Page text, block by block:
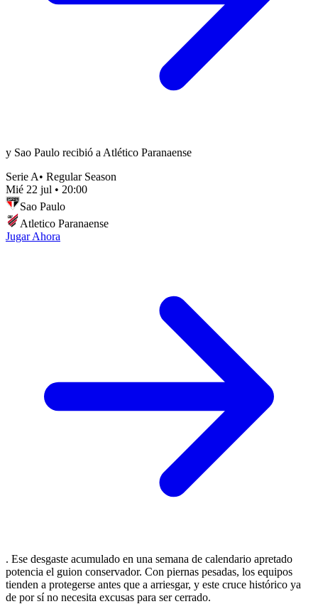
y Sao Paulo recibió a Atlético Paranaense
Serie A• Regular Season
Mié 22 jul • 20:00
Sao Paulo
Atletico Paranaense
Jugar Ahora
. Ese desgaste acumulado en una semana de calendario apretado
potencia el guion conservador. Con piernas pesadas, los equipos
tienden a protegerse antes que a arriesgar, y este cruce histórico ya
de por sí no necesita excusas para ser cerrado.